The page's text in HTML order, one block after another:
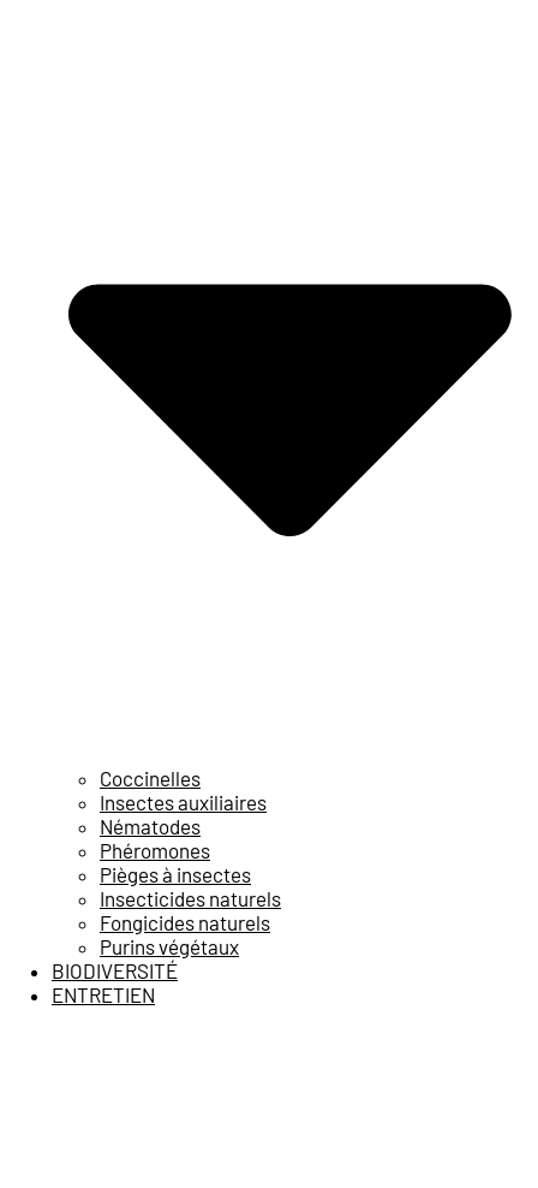
Coccinelles
Insectes auxiliaires
Nématodes
Phéromones
Pièges à insectes
Insecticides naturels
Fongicides naturels
Purins végétaux
BIODIVERSITÉ
ENTRETIEN